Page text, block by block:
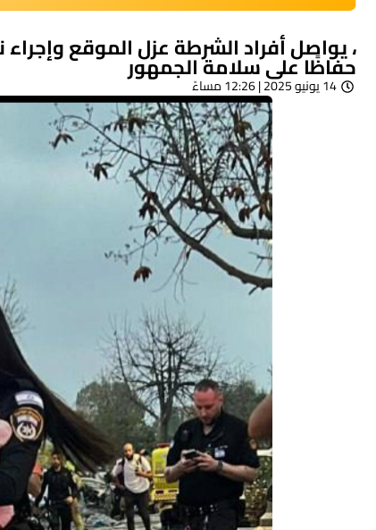
، يواصل أفراد الشرطة عزل الموقع
حفاظًا على سلامة الجمهور
14 يونيو 2025 | 12:26 مساءً